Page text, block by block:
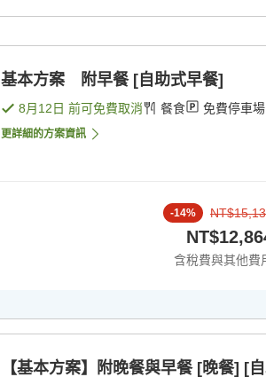
基本方案 附早餐 [自助式早餐]
8月12日 前可免費取消 餐食 免費停車場
更詳細的方案資訊
-14%
含稅費與其他費
【基本方案】附晚餐與早餐 [晚餐] [